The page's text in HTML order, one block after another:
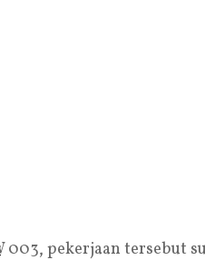
003, pekerjaan tersebut